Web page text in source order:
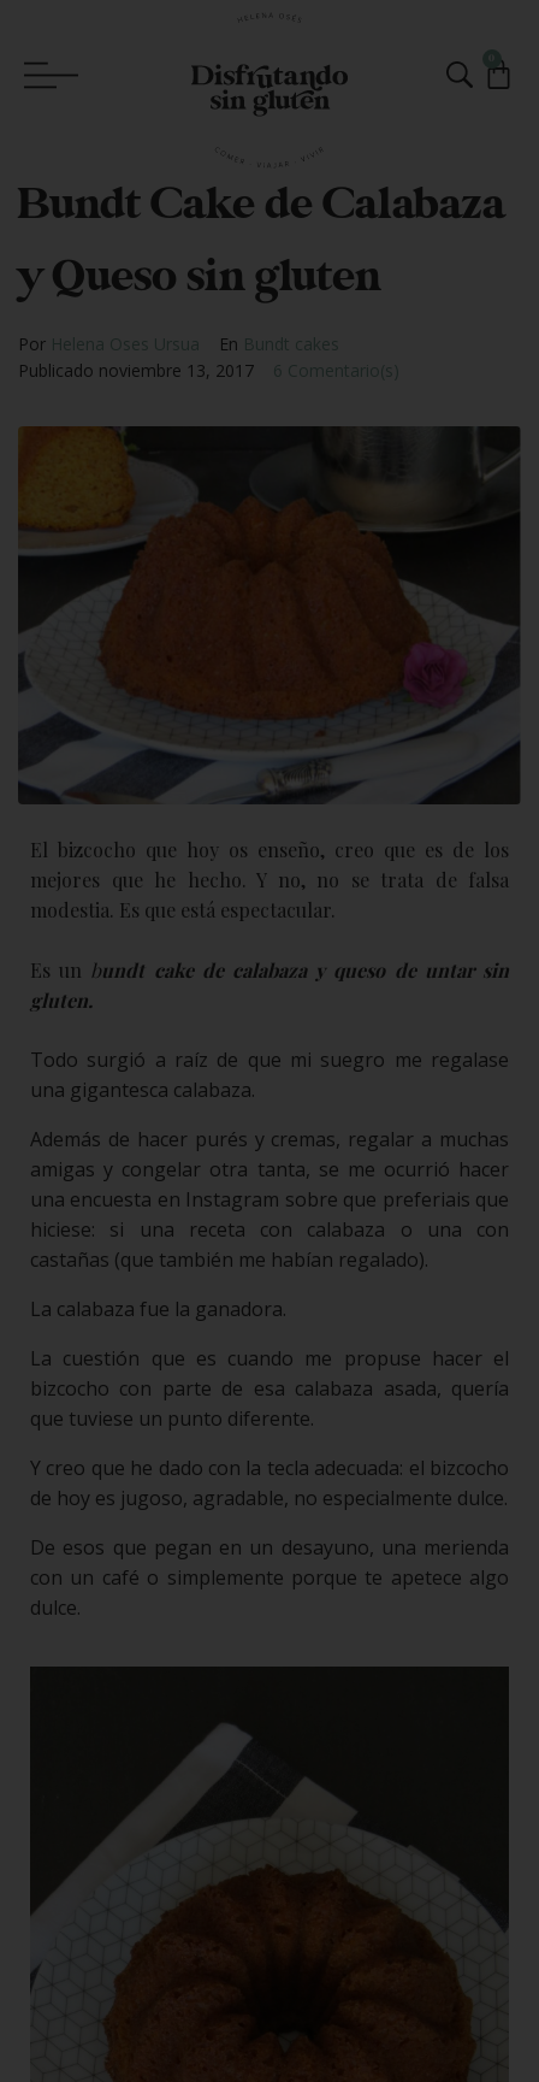
Bundt Cake de Calabaza
y Queso sin gluten
Por Helena Oses Ursua En Bundt cakes
Publicado noviembre 13, 2017 6 Comentario(s)
El bizcocho que hoy os enseño, creo que es de los
mejores que he hecho. Y no, no se trata de falsa
modestia. Es que está espectacular.
Es un bundt cake de calabaza y queso de untar sin
gluten.
Todo surgió a raíz de que mi suegro me regalase
una gigantesca calabaza.
Además de hacer purés y cremas, regalar a muchas
amigas y congelar otra tanta, se me ocurrió hacer
una encuesta en Instagram sobre que preferiais que
hiciese: si una receta con calabaza o una con
castañas (que también me habían regalado).
La calabaza fue la ganadora.
La cuestión que es cuando me propuse hacer el
bizcocho con parte de esa calabaza asada, quería
que tuviese un punto diferente.
Y creo que he dado con la tecla adecuada: el bizcocho
de hoy es jugoso, agradable, no especialmente dulce.
De esos que pegan en un desayuno, una merienda
con un café o simplemente porque te apetece algo
dulce.